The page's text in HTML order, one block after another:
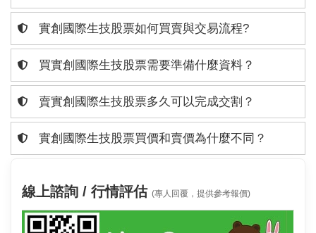
實創國際生技股票如何買賣與交易流程?
買實創國際生技股票需要準備什麼資料？
賣實創國際生技股票多久可以完成交割？
實創國際生技股票買價和賣價為什麼不同？
線上諮詢 / 行情評估 (專人回覆，提供參考報價)